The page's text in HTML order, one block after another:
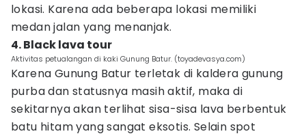
lokasi. Karena ada beberapa lokasi memiliki
medan jalan yang menanjak.
4. Black lava tour
Aktivitas petualangan di kaki Gunung Batur. (toyadevasya.com)
Karena Gunung Batur terletak di kaldera gunung
purba dan statusnya masih aktif, maka di
sekitarnya akan terlihat sisa-sisa lava berbentuk
batu hitam yang sangat eksotis. Selain spot